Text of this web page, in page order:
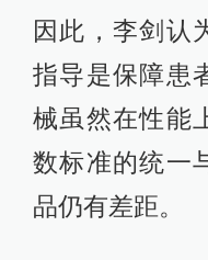
因此，李剑认
指导是保障患
械虽然在性能
数标准的统一
品仍有差距。